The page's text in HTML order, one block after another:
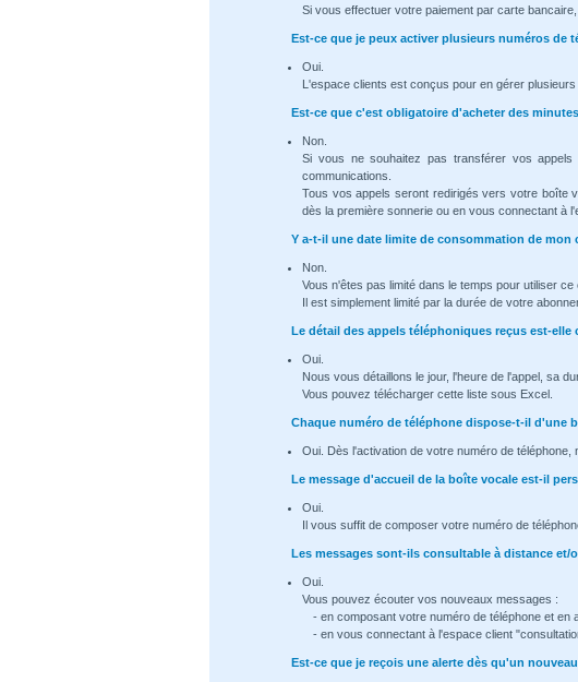
Si vous effectuer votre paiement par carte
Est-ce que je peux activer plusieurs numéros de
Oui.
L'espace clients est conçus pour en gérer plusieurs
Est-ce que c'est obligatoire d'acheter des
Non.
Si vous ne souhaitez pas transférer vos
communications.
Tous vos appels seront redirigés vers votre boîte
dès la première sonnerie ou en vous connectant à
Y a-t-il une date limite de consommation de mon
Non.
Vous n'êtes pas limité dans le temps pour utiliser ce
Il est simplement limité par la durée de votre
Le détail des appels téléphoniques reçus est-elle
Oui.
Nous vous détaillons le jour, l'heure de l'appel, sa
Vous pouvez télécharger cette liste sous Excel.
Chaque numéro de téléphone dispose-t-il d'une
Oui. Dès l'activation de votre numéro de
Le message d'accueil de la boîte vocale est-il
Oui.
Il vous suffit de composer votre numéro de
Les messages sont-ils consultable à distance et/
Oui.
Vous pouvez écouter vos nouveaux messages :
- en composant votre numéro de téléphone et en
- en vous connectant à l'espace client
Est-ce que je reçois une alerte dès qu'un